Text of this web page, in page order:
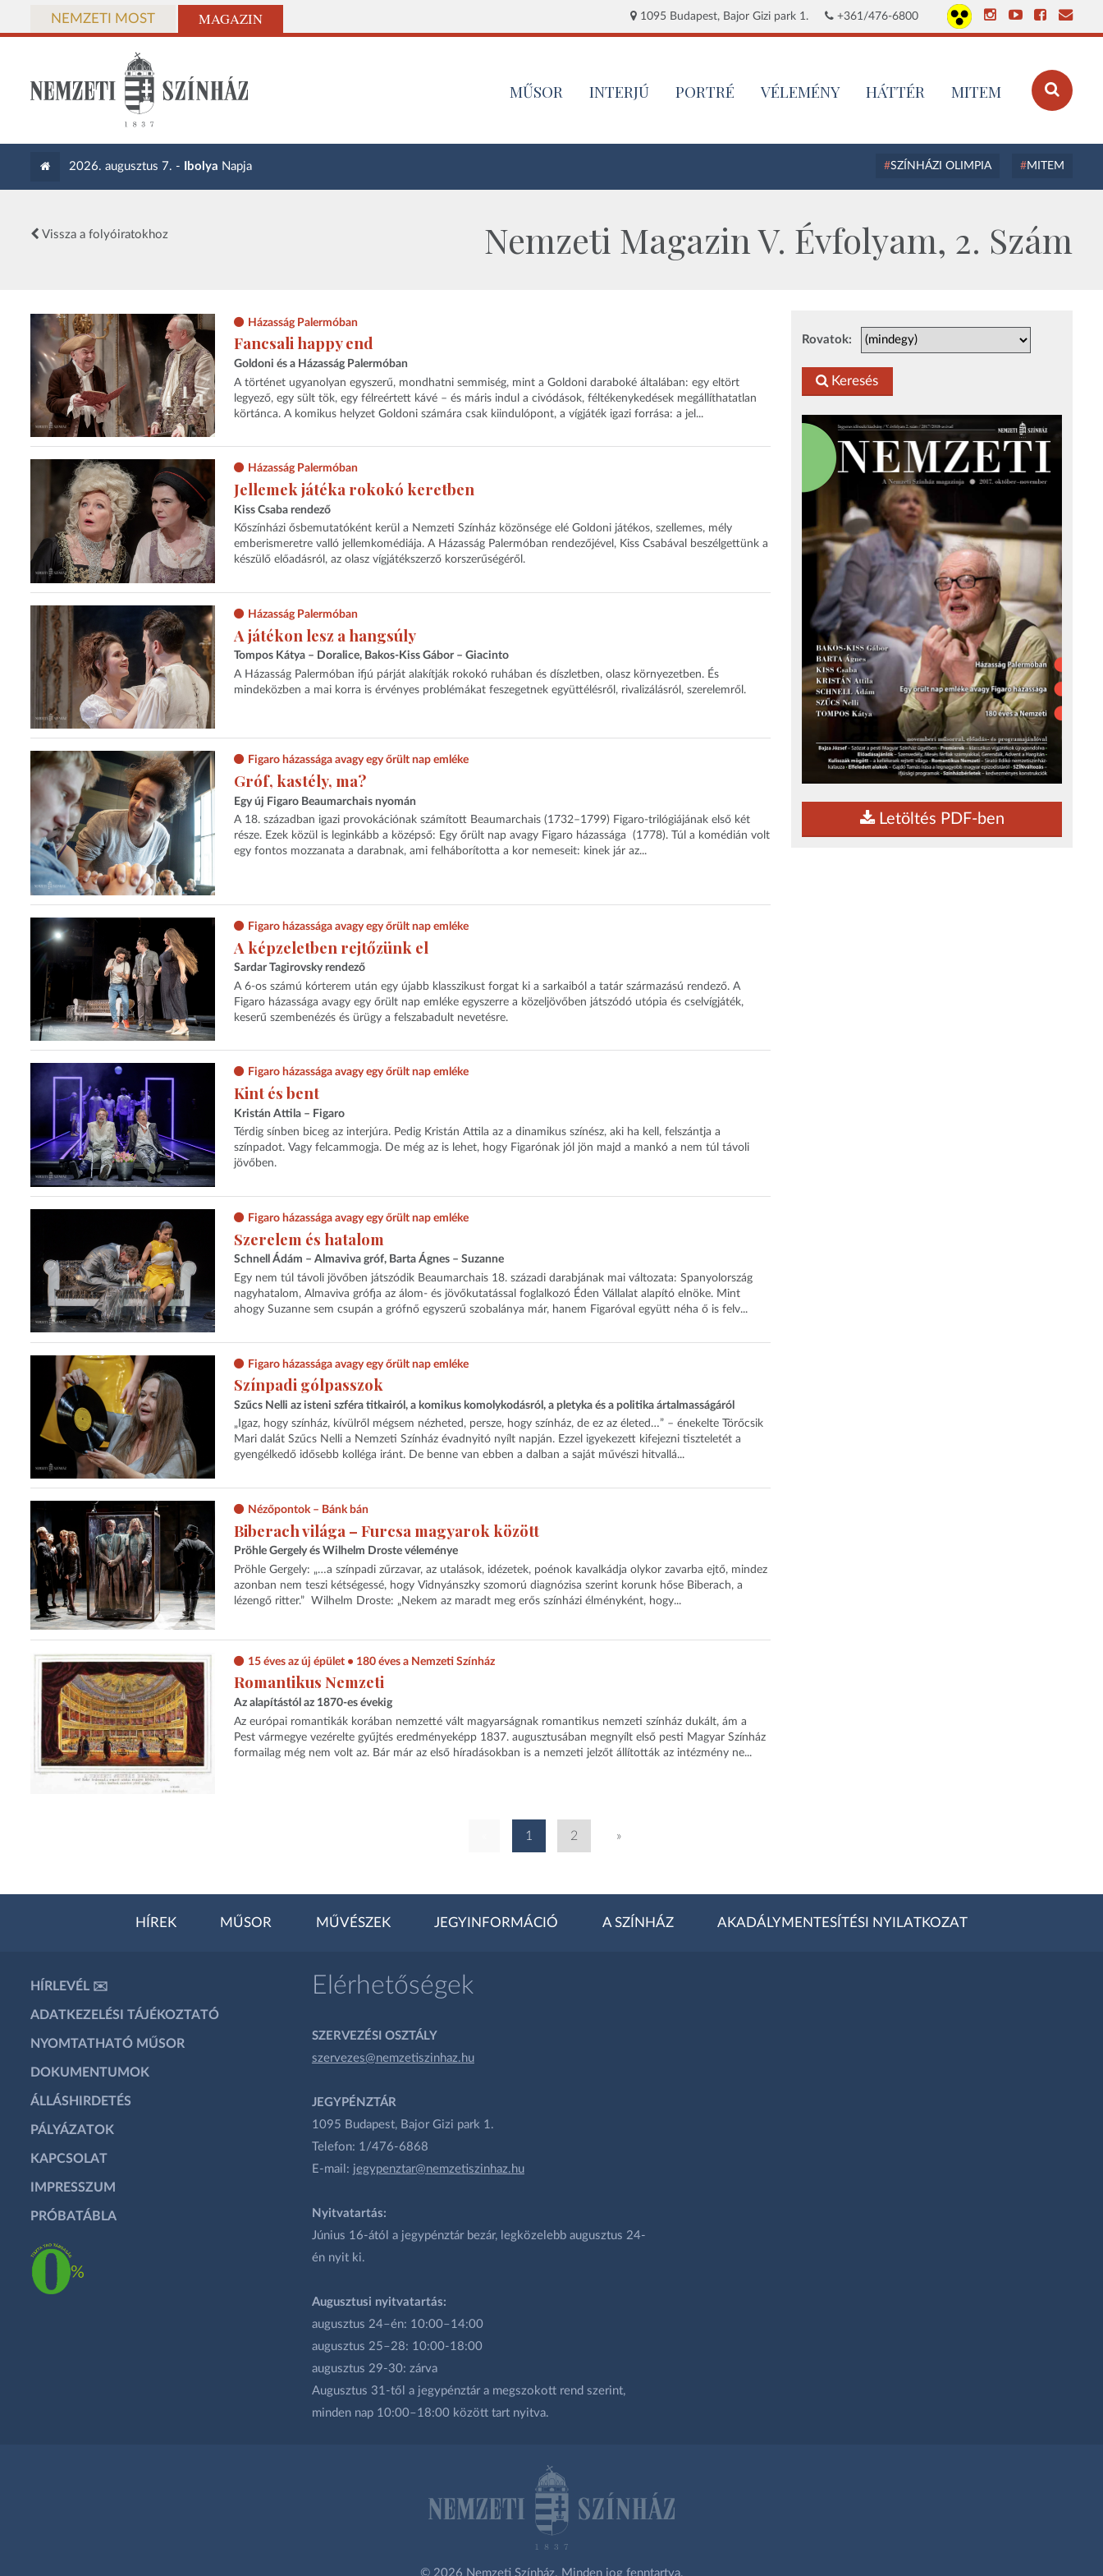
NEMZETI MOST MAGAZIN 1095 Budapest, Bajor Gizi park 1. +361/476-6800
MŰSOR INTERJÚ PORTRÉ VÉLEMÉNY HÁTTÉR MITEM
2026. augusztus 7. - Ibolya Napja SZÍNHÁZI OLIMPIA MITEM
Vissza a folyóiratokhoz Nemzeti Magazin V. Évfolyam, 2. Szám
Rovatok:
Keresés
Letöltés PDF-ben
Házasság Palermóban
Fancsali happy end
Goldoni és a Házasság Palermóban
A történet ugyanolyan egyszerű, mondhatni semmiség, mint a Goldoni daraboké általában: egy eltört
legyező, egy sült tök, egy félreértett kávé – és máris indul a civódások, féltékenykedések megállíthatatlan
körtánca. A komikus helyzet Goldoni számára csak kiindulópont, a vígjáték igazi forrása: a jel...
Házasság Palermóban
Jellemek játéka rokokó keretben
Kiss Csaba rendező
Kőszínházi ősbemutatóként kerül a Nemzeti Színház közönsége elé Goldoni játékos, szellemes, mély
emberismeretre valló jellemkomédiája. A Házasság Palermóban rendezőjével, Kiss Csabával beszélgettünk a
készülő előadásról, az olasz vígjátékszerző korszerűségéről.
Házasság Palermóban
A játékon lesz a hangsúly
Tompos Kátya – Doralice, Bakos-Kiss Gábor – Giacinto
A Házasság Palermóban ifjú párját alakítják rokokó ruhában és díszletben, olasz környezetben. És
mindeközben a mai korra is érvényes problémákat feszegetnek együttélésről, rivalizálásról, szerelemről.
Figaro házassága avagy egy őrült nap emléke
Gróf, kastély, ma?
Egy új Figaro Beaumarchais nyomán
A 18. században igazi provokációnak számított Beaumarchais (1732–1799) Figaro-trilógiájának első két
része. Ezek közül is leginkább a középső: Egy őrült nap avagy Figaro házassága (1778). Túl a komédián volt
egy fontos mozzanata a darabnak, ami felháborította a kor nemeseit: kinek jár az...
Figaro házassága avagy egy őrült nap emléke
A képzeletben rejtőzünk el
Sardar Tagirovsky rendező
A 6-os számú kórterem után egy újabb klasszikust forgat ki a sarkaiból a tatár származású rendező. A
Figaro házassága avagy egy őrült nap emléke egyszerre a közeljövőben játszódó utópia és cselvígjáték,
keserű szembenézés és ürügy a felszabadult nevetésre.
Figaro házassága avagy egy őrült nap emléke
Kint és bent
Kristán Attila – Figaro
Térdig sínben biceg az interjúra. Pedig Kristán Attila az a dinamikus színész, aki ha kell, felszántja a
színpadot. Vagy felcammogja. De még az is lehet, hogy Figarónak jól jön majd a mankó a nem túl távoli
jövőben.
Figaro házassága avagy egy őrült nap emléke
Szerelem és hatalom
Schnell Ádám – Almaviva gróf, Barta Ágnes – Suzanne
Egy nem túl távoli jövőben játszódik Beaumarchais 18. századi darabjának mai változata: Spanyolország
nagyhatalom, Almaviva grófja az álom- és jövőkutatással foglalkozó Éden Vállalat alapító elnöke. Mint
ahogy Suzanne sem csupán a grófnő egyszerű szobalánya már, hanem Figaróval együtt néha ő is felv...
Figaro házassága avagy egy őrült nap emléke
Színpadi gólpasszok
Szűcs Nelli az isteni szféra titkairól, a komikus komolykodásról, a pletyka és a politika ártalmasságáról
„Igaz, hogy színház, kívülről mégsem nézheted, persze, hogy színház, de ez az életed…” – énekelte Törőcsik
Mari dalát Szűcs Nelli a Nemzeti Színház évadnyitó nyílt napján. Ezzel igyekezett kifejezni tiszteletét a
gyengélkedő idősebb kolléga iránt. De benne van ebben a dalban a saját művészi hitvallá...
Nézőpontok – Bánk bán
Biberach világa – Furcsa magyarok között
Pröhle Gergely és Wilhelm Droste véleménye
Pröhle Gergely: „…a színpadi zűrzavar, az utalások, idézetek, poénok kavalkádja olykor zavarba ejtő, mindez
azonban nem teszi kétségessé, hogy Vidnyánszky szomorú diagnózisa szerint korunk hőse Biberach, a
lézengő ritter.” Wilhelm Droste: „Nekem az maradt meg erős színházi élményként, hogy...
15 éves az új épület • 180 éves a Nemzeti Színház
Romantikus Nemzeti
Az alapítástól az 1870-es évekig
Az európai romantikák korában nemzetté vált magyarságnak romantikus nemzeti színház dukált, ám a
Pest vármegye vezérelte gyűjtés eredményeképp 1837. augusztusában megnyílt első pesti Magyar Színház
formailag még nem volt az. Bár már az első híradásokban is a nemzeti jelzőt állították az intézmény ne...
1 2 »
HÍREK MŰSOR MŰVÉSZEK JEGYINFORMÁCIÓ A SZÍNHÁZ AKADÁLYMENTESÍTÉSI NYILATKOZAT
HÍRLEVÉL ✉️
ADATKEZELÉSI TÁJÉKOZTATÓ
NYOMTATHATÓ MŰSOR
DOKUMENTUMOK
ÁLLÁSHIRDETÉS
PÁLYÁZATOK
KAPCSOLAT
IMPRESSZUM
PRÓBATÁBLA
Elérhetőségek
SZERVEZÉSI OSZTÁLY
szervezes@nemzetiszinhaz.hu
JEGYPÉNZTÁR
1095 Budapest, Bajor Gizi park 1.
Telefon: 1/476-6868
E-mail: jegypenztar@nemzetiszinhaz.hu
Nyitvatartás:
Június 16-ától a jegypénztár bezár, legközelebb augusztus 24-
én nyit ki.
Augusztusi nyitvatartás:
augusztus 24–én: 10:00–14:00
augusztus 25–28: 10:00-18:00
augusztus 29-30: zárva
Augusztus 31-től a jegypénztár a megszokott rend szerint,
minden nap 10:00–18:00 között tart nyitva.
© 2026 Nemzeti Színház. Minden jog fenntartva.